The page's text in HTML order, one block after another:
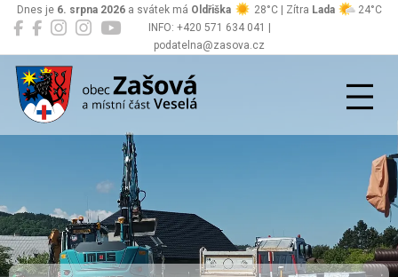
INFO: +420 571 634 041 |
podatelna@zasova.cz
Dnes je 6. srpna 2026a svátek má Oldřiška 28°C | Zítra Lada 24°C
Zašová